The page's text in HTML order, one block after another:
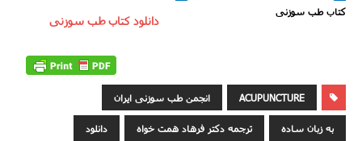
کتاب طب سوزنی
دانلود کتاب طب سوزنی
ACUPUNCTURE انجمن طب سوزنی ایران
به زبان ساده ترجمه دکتر فرهاد همت خواه دانلود